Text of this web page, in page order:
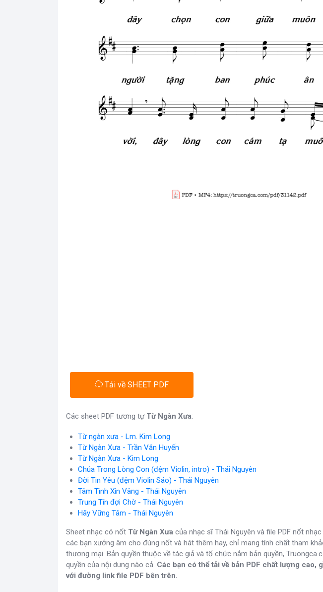
Tải về SHEET PDF
Các sheet PDF tương tự Từ Ngàn Xưa:
Từ ngàn xưa - Lm. Kim Long
Từ Ngàn Xưa - Trần Văn Huyến
Từ Ngàn Xưa - Kim Long
Chúa Trong Lòng Con (đệm Violin, intro) - Thái Nguyên
Đời Tin Yêu (đệm Violin Sáo) - Thái Nguyên
Tâm Tình Xin Vâng - Thái Nguyên
Trung Tín đợi Chờ - Thái Nguyên
Hãy Vững Tâm - Thái Nguyên
Sheet nhạc có nốt Từ Ngàn Xưa của nhạc sĩ Thái Nguyên và file PDF nốt
các bạn xướng âm cho đúng nốt và hát thêm hay, chỉ mang tính chất tham
thương mại. Bản quyền thuộc về tác giả và tổ chức nắm bản quyền,
quyền của nội dung nào cả. Các bạn có thể tải về bản PDF chất lượng cao,
với đường link file PDF bên trên.